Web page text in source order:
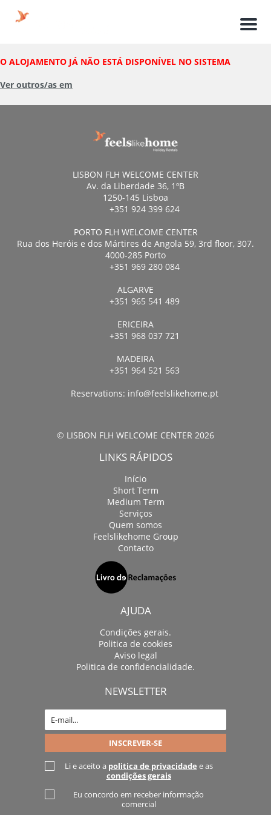
Menú
O ALOJAMENTO JÁ NÃO ESTÁ DISPONÍVEL NO SISTEMA
Ver outros/as em
LISBON FLH WELCOME CENTER
Av. da Liberdade 36, 1ºB
1250-145 Lisboa
+351 924 399 624
PORTO FLH WELCOME CENTER
Rua dos Heróis e dos Mártires de Angola 59, 3rd floor, 307.
4000-285 Porto
+351 969 280 084
ALGARVE
+351 965 541 489
ERICEIRA
+351 968 037 721
MADEIRA
+351 964 521 563
Reservations: info@feelslikehome.pt
© LISBON FLH WELCOME CENTER 2026
LINKS RÁPIDOS
Início
Short Term
Medium Term
Serviços
Quem somos
Feelslikehome Group
Contacto
AJUDA
Condições gerais.
Politica de cookies
Aviso legal
Politica de confidencialidade.
NEWSLETTER
Li e aceito a politica de privacidade e as
condições gerais
Eu concordo em receber informação
comercial